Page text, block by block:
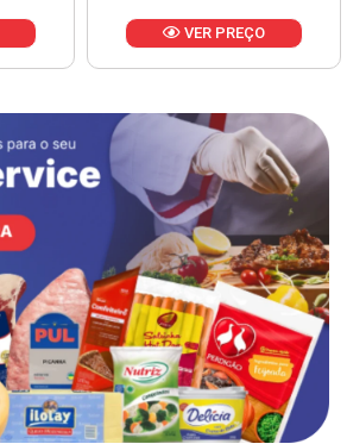
VER PREÇO